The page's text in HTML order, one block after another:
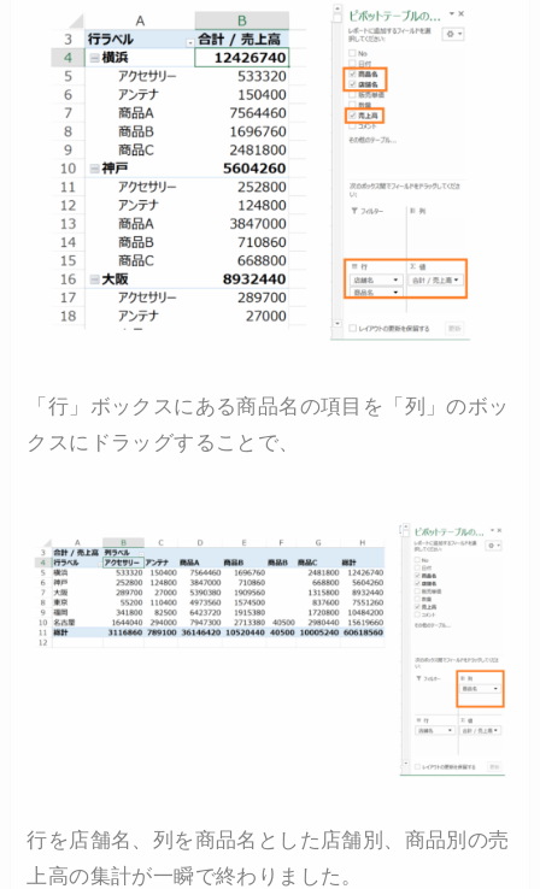
「行」ボックスにある商品名の項目を「列」のボッ
クスにドラッグすることで、
行を店舗名、列を商品名とした店舗別、商品別の売
上高の集計が一瞬で終わりました。